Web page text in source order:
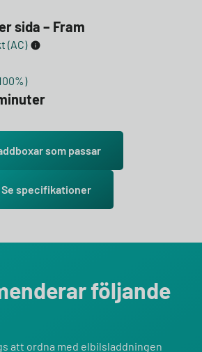
sida – Fram
(AC)
som passar
Se specifikationer
följande
att ordna med elbilsladdningen